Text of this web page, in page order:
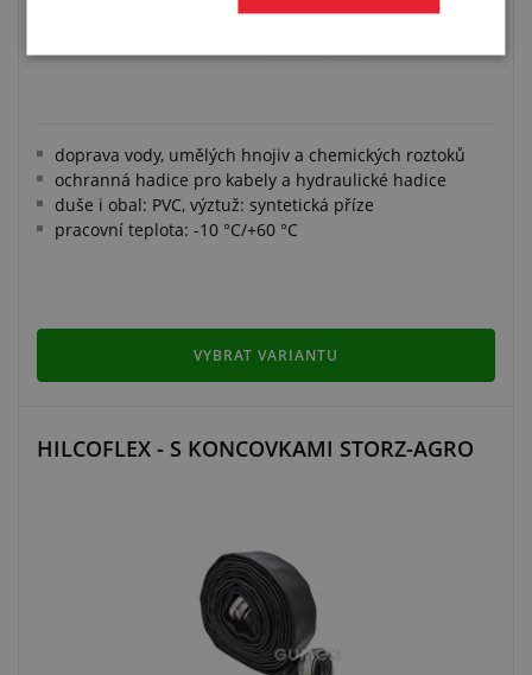
doprava vody, umělých hnojiv a chemických roztoků
ochranná hadice pro kabely a hydraulické hadice
duše i obal: PVC, výztuž: syntetická příze
pracovní teplota: -10 °C/+60 °C
VYBRAT VARIANTU
HILCOFLEX - S KONCOVKAMI STORZ-AGRO